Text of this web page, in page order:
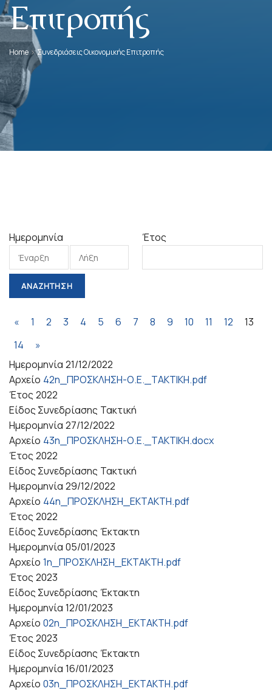
Επιτροπής
Home Συνεδριάσεις Οικονομικής Επιτροπής
Ημερομηνία Έτος
« 1 2 3 4 5 6 7 8 9 10 11 12
13
14
»
Ημερομηνία 21/12/2022
Αρχείο 42η_ΠΡΟΣΚΛΗΣΗ-Ο.Ε._ΤΑΚΤΙΚΗ.pdf
Έτος 2022
Είδος Συνεδρίασης Τακτική
Ημερομηνία 27/12/2022
Αρχείο 43η_ΠΡΟΣΚΛΗΣΗ-Ο.Ε._ΤΑΚΤΙΚΗ.docx
Έτος 2022
Είδος Συνεδρίασης Τακτική
Ημερομηνία 29/12/2022
Αρχείο 44η_ΠΡΟΣΚΛΗΣΗ_ΕΚΤΑΚΤΗ.pdf
Έτος 2022
Είδος Συνεδρίασης Έκτακτη
Ημερομηνία 05/01/2023
Αρχείο 1η_ΠΡΟΣΚΛΗΣΗ_ΕΚΤΑΚΤΗ.pdf
Έτος 2023
Είδος Συνεδρίασης Έκτακτη
Ημερομηνία 12/01/2023
Αρχείο 02η_ΠΡΟΣΚΛΗΣΗ_ΕΚΤΑΚΤΗ.pdf
Έτος 2023
Είδος Συνεδρίασης Έκτακτη
Ημερομηνία 16/01/2023
Αρχείο 03η_ΠΡΟΣΚΛΗΣΗ_ΕΚΤΑΚΤΗ.pdf